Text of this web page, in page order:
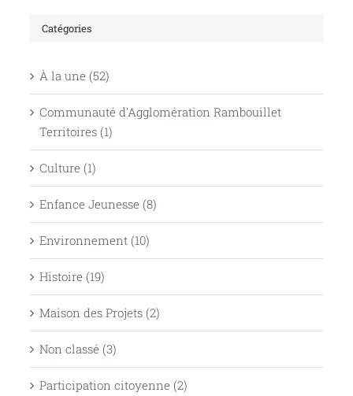
Catégories
À la une (52)
Communauté d'Agglomération Rambouillet
Territoires (1)
Culture (1)
Enfance Jeunesse (8)
Environnement (10)
Histoire (19)
Maison des Projets (2)
Non classé (3)
Participation citoyenne (2)